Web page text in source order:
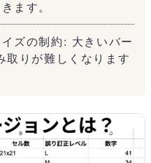
ます。
ズの制約: 大きいバー
取りが難しくなります